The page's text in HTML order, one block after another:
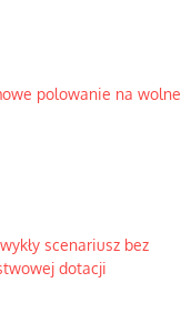
polowanie na wolne
scenariusz bez
dotacji